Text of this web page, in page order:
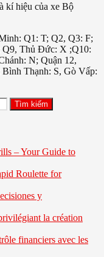
kí hiệu của xe Bộ
Q1: T; Q2, Q3: F;
Thủ Đức: X ;Q10:
N; Quận 12,
Thạnh: S, Gò Vấp:
– Your Guide to
Roulette for
y
la création
financiers avec les